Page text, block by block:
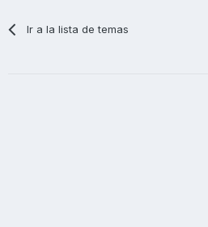
Ir a la lista de temas